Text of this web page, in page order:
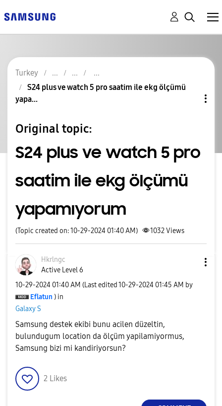
Turkey
S24 plus ve watch 5 pro saatim ile ekg ölçümü
yapa...
Original topic:
S24 plus ve watch 5 pro
saatim ile ekg ölçümü
yapamıyorum
(Topic created on: 10-29-2024 01:40 AM) 1032Views
Hkrlngc
Active Level 6
‎10-29-2024 01:40 AM (Last edited ‎10-29-2024 01:45 AM by
Eflatun ) in
Galaxy S
Samsung destek ekibi bunu acilen düzeltin,
bulundugum location da ölçüm yapilamiyormus,
Samsung bizi mi kandiriyorsun?
2 Likes